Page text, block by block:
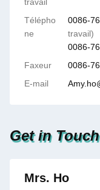
Télépho
ne
0086-
travail)
0086-
Faxeur
0086-
E-mail
Get in Touch
Mrs. Ho